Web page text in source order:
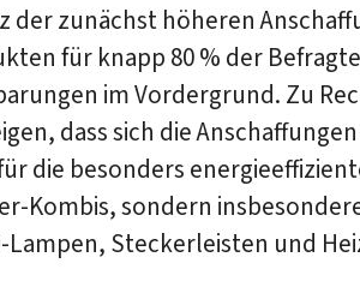
der zunächst höheren
für knapp 80 % der
im Vordergrund. Zu
dass sich die
die besonders
Kombis, sondern
Lampen, Steckerleisten und